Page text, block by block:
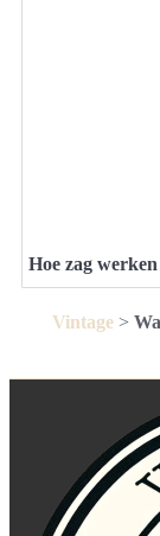
Hoe zag
Vintage >